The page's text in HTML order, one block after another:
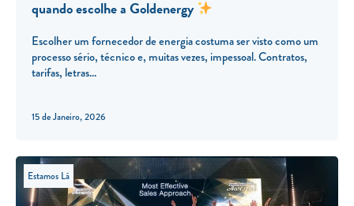
quando escolhe a Goldenergy
Escolher um fornecedor de energia costuma ser visto como um
processo sério, técnico e, muitas vezes, impessoal. Contratos,
tarifas, letras
15 de Janeiro, 2026
Estamos Lá